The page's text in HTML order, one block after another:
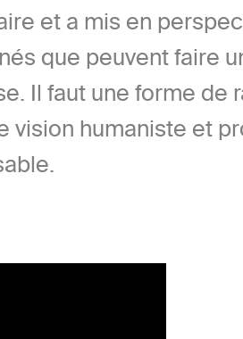
et a mis en
que peuvent faire
Il faut une forme de
vision humaniste et